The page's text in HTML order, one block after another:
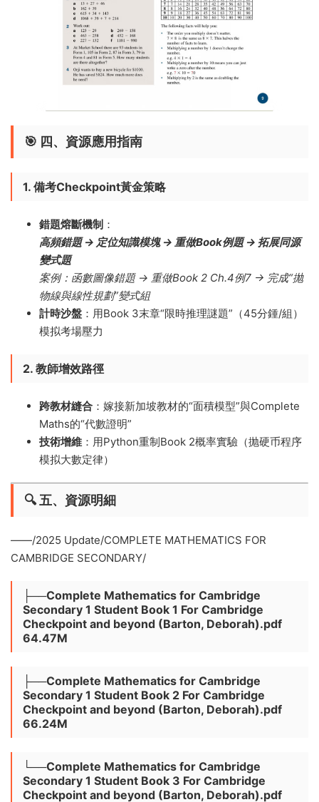
🎯 ​ 四、資源應用指南
1. 備考Checkpoint黃金策略
錯題熔斷機制 ​：
高頻錯題 → 定位知識模塊 → 重做Book例題 → 拓展同源
變式題
案例：函數圖像錯題 → 重做Book 2 Ch.4例7 → 完成“抛
物線與線性規劃”變式組
計時沙盤 ​：用Book 3末章“限時推理謎題”（45分鍾/組）
模拟考場壓力
2. 教師增效路徑
跨教材縫合 ​：嫁接新加坡教材的“面積模型”與Complete
Maths的“代數證明”
技術增維 ​：用Python重制Book 2概率實驗（抛硬币程序
模拟大數定律）
🔍 ​五、資源明細
​——/2025 Update/COMPLETE MATHEMATICS FOR
CAMBRIDGE SECONDARY/
├──Complete Mathematics for Cambridge
Secondary 1 Student Book 1 For Cambridge
Checkpoint and beyond (Barton, Deborah).pdf
64.47M
├──Complete Mathematics for Cambridge
Secondary 1 Student Book 2 For Cambridge
Checkpoint and beyond (Barton, Deborah).pdf
66.24M
└──Complete Mathematics for Cambridge
Secondary 1 Student Book 3 For Cambridge
Checkpoint and beyond (Barton, Deborah).pdf